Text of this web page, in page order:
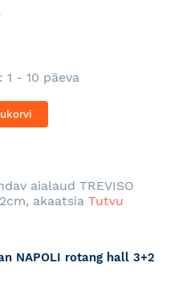
1 - 10 päeva
aialaud TREVISO
akaatsia Tutvu
NAPOLI rotang hall 3+2